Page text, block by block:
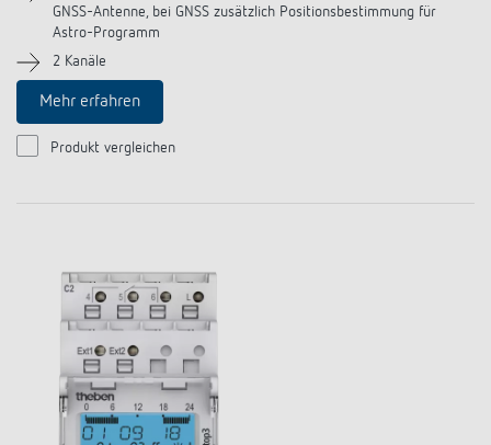
GNSS-Antenne, bei GNSS zusätzlich Positionsbestimmung für
Astro-Programm
2 Kanäle
Mehr erfahren
Produkt vergleichen